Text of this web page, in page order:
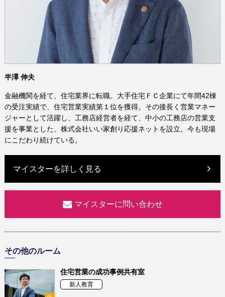
半澤 伸夫
金融機関を経て、住宅業界に転職。大手住宅ＦＣ企業にて年間42棟
の受注実績で、住宅営業実績第１位を獲得。その後長く営業マネー
ジャーとして活躍し、工務店経営者を経て、中小の工務店の営業支
援を事業とした、株式会社いい家創り応援ネットを設立。今も現場
にこだわり続けている。
マイスターを詳しく見る
マイスターに問い合わせ
その他のルーム
住宅営業の成功事例共有室
新人教育